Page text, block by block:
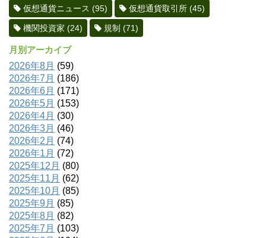
仮想通貨ニュース (95) 仮想通貨取引所 (45)
機関投資家 (24) 規制 (71)
月別アーカイブ
2026年8月 (59)
2026年7月 (186)
2026年6月 (171)
2026年5月 (153)
2026年4月 (30)
2026年3月 (46)
2026年2月 (74)
2026年1月 (72)
2025年12月 (80)
2025年11月 (62)
2025年10月 (85)
2025年9月 (85)
2025年8月 (82)
2025年7月 (103)